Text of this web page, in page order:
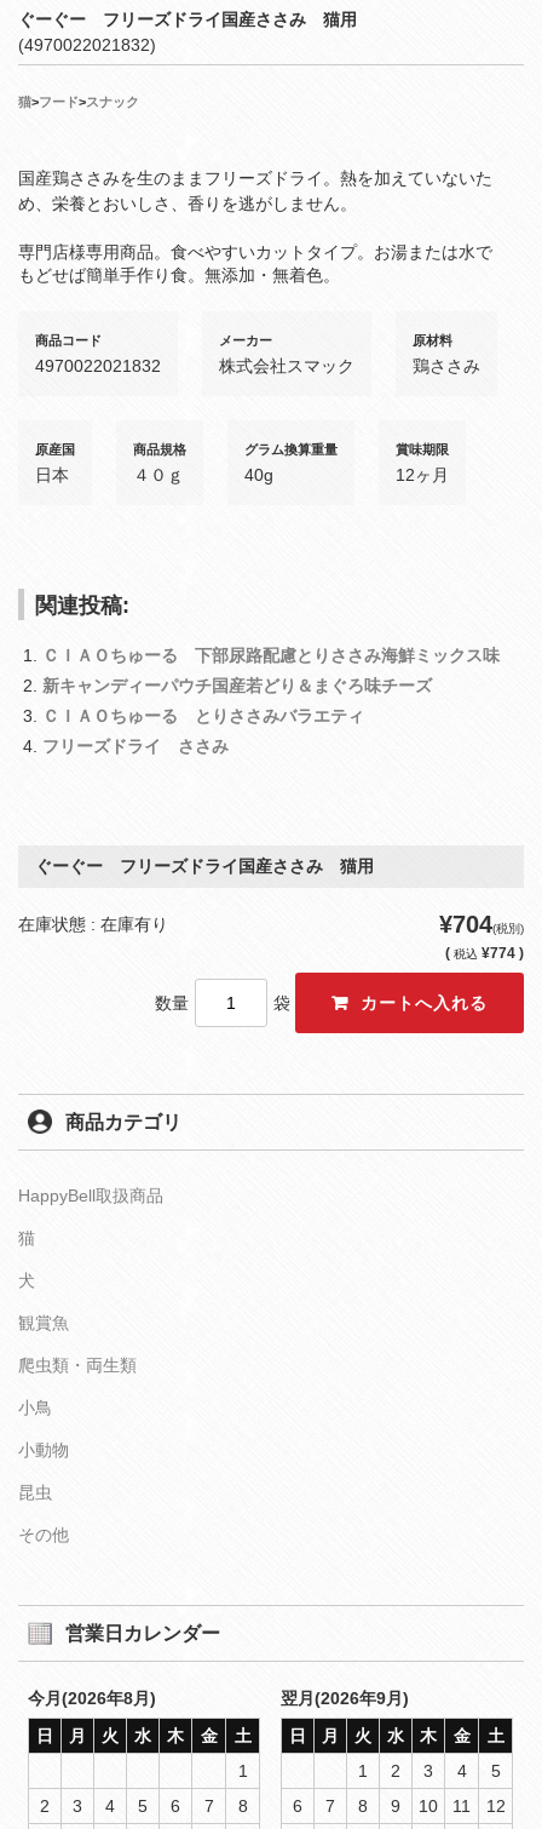
ぐーぐー フリーズドライ国産ささみ 猫用
(4970022021832)
猫>フード>スナック
国産鶏ささみを生のままフリーズドライ。熱を加えていないた
め、栄養とおいしさ、香りを逃がしません。
専門店様専用商品。食べやすいカットタイプ。お湯または水で
もどせば簡単手作り食。無添加・無着色。
商品コード
4970022021832
メーカー
株式会社スマック
原材料
鶏ささみ
原産国
日本
商品規格
４０ｇ
グラム換算重量
40g
賞味期限
12ヶ月
関連投稿:
ＣＩＡＯちゅーる 下部尿路配慮とりささみ海鮮ミックス味
新キャンディーパウチ国産若どり＆まぐろ味チーズ
ＣＩＡＯちゅーる とりささみバラエティ
フリーズドライ ささみ
ぐーぐー フリーズドライ国産ささみ 猫用
在庫状態 : 在庫有り ¥704(税別)
( 税込 ¥774 )
数量 袋
商品カテゴリ
HappyBell取扱商品
猫
犬
観賞魚
爬虫類・両生類
小鳥
小動物
昆虫
その他
営業日カレンダー
今月(2026年8月)
日
月 火 水 木 金
土
1
2
3 4 5 6 7
8
翌月(2026年9月)
日
月 火 水 木 金
土
1
2 3 4
5
6
7 8 9 10 11
12